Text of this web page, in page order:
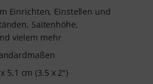
Einrichten, Einstellen und
Saitenhöhe,
vielem mehr
5,1 cm (3.5 x 2")